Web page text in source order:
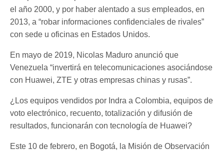
el año 2000, y por haber alentado a sus empleados, en
2013, a “robar informaciones confidenciales de rivales”
con sede u oficinas en Estados Unidos.
En mayo de 2019, Nicolas Maduro anunció que
Venezuela “invertirá en telecomunicaciones asociándose
con Huawei, ZTE y otras empresas chinas y rusas”.
¿Los equipos vendidos por Indra a Colombia, equipos de
voto electrónico, recuento, totalización y difusión de
resultados, funcionarán con tecnología de Huawei?
Este 10 de febrero, en Bogotá, la Misión de Observación